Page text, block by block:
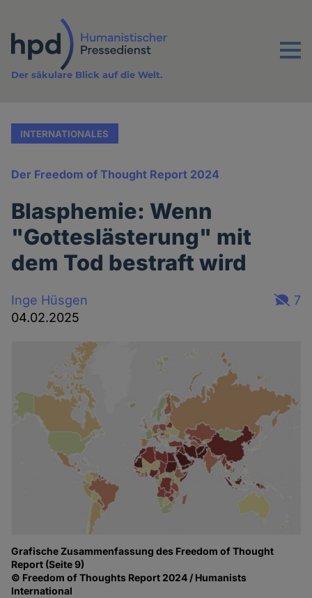
Inhalt
Menu
Der säkulare Blick auf die Welt.
INTERNATIONALES
Der Freedom of Thought Report 2024
Blasphemie: Wenn
"Gotteslästerung" mit
dem Tod bestraft wird
Inge Hüsgen
04.02.2025
7
Grafische Zusammenfassung des Freedom of Thought
Report (Seite 9)
© Freedom of Thoughts Report 2024 / Humanists
International